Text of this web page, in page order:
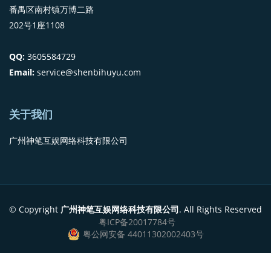
番禺区南村镇万博二路
202号1座1108
QQ: 3605584729
Email: service@shenbihuyu.com
关于我们
广州神笔互娱网络科技有限公司
© Copyright 广州神笔互娱网络科技有限公司. All Rights Reserved
粤ICP备20017784号
粤公网安备 44011302002403号